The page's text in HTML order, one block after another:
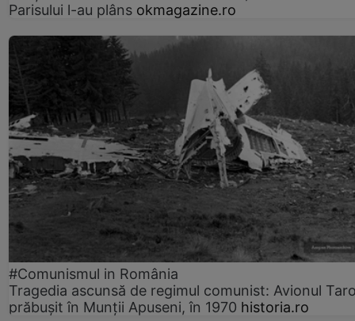
Parisului l-au plâns okmagazine.ro
#Comunismul in România
Tragedia ascunsă de regimul comunist: Avionul
prăbușit în Munții Apuseni, în 1970 historia.ro